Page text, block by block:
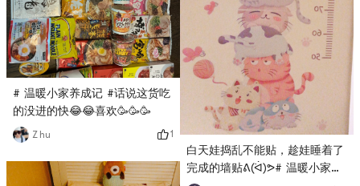
# 温暖小家养成记 #话说这货吃
的没进的快😂😂喜欢🥳🥳🥳
Z hu 1
白天娃捣乱不能贴，趁娃睡着了
完成的墙贴ᕕ(ᐛ)ᕗ# 温暖小家养